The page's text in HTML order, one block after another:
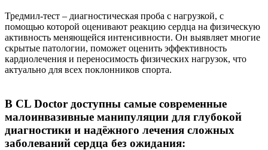
Тредмил-тест – диагностическая проба с нагрузкой, с
помощью которой оценивают реакцию сердца на физическую
активность меняющейся интенсивности. Он выявляет многие
скрытые патологии, поможет оценить эффективность
кардиолечения и переносимость физических нагрузок, что
актуально для всех поклонников спорта.
В CL Doctor доступны самые современные
малоинвазивные манипуляции для глубокой
диагностики и надёжного лечения сложных
заболеваний сердца без ожидания: